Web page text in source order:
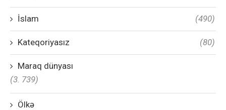
İslam (490)
Kateqoriyasız (80)
Maraq dünyası
(3. 739)
Ölkə